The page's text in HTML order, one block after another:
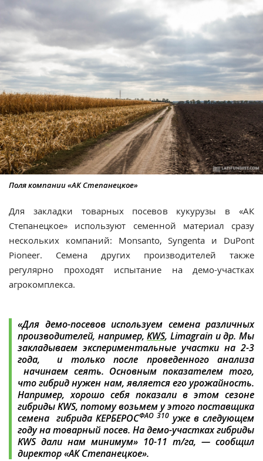
Поля компании «АК Степанецкое»
Для закладки товарных посевов кукурузы в «АК
Степанецкое» используют семенной материал сразу
нескольких компаний: Monsanto, Syngenta и DuPont
Pioneer. Семена других производителей также
регулярно проходят испытание на демо-участках
агрокомплекса.
«Для демо-посевов используем семена различных
производителей, например,KWS, Limagrain и др. Мы
закладываем экспериментальные участки на 2-3
года, и только после проведенного анализа
начинаем сеять. Основным показателем того,
что гибрид нужен нам, является его урожайность.
Например, хорошо себя показали в этом сезоне
гибриды KWS, потому возьмем у этого поставщика
семена гибрида КЕРБЕРОСФАО 310 уже в следующем
году на товарный посев. На демо-участках гибриды
KWS дали нам минимум» 10-11 т/га, — сообщил
директор «АК Степанецкое».